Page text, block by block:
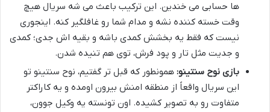
ها حسابی می خندین. این ترکیب باعث می شه سریال هیچ
وقت خسته کننده نشه و مدام شما رو غافلگیر کنه. اینجوری
نیست که فقط یه بخشش کمدی باشه و بقیه اش جدی؛ کمدی
و جدیت مثل تار و پود فرش، توی هم تنیده شدن.
بازی نوح سنتینو: همونطور که قبل تر گفتیم، نوح سنتینو تو
این سریال واقعاً از منطقه امنش بیرون اومده و یه کاراکتر
متفاوت رو به تصویر کشیده. اون تونسته یه وکیل جوون،